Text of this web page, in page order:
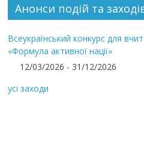
Анонси подій та
Всеукраїнський конкурс для
«Формула активної нації»
12/03/2026 - 31/12/2026
усі заходи